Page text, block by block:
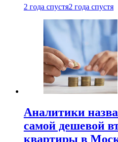
2 года спустя2 года спустя
Аналитики
самой дешевой
квартиры в